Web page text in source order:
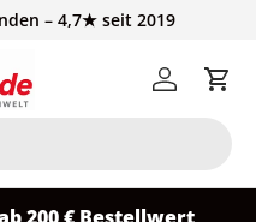
– 4,7★ seit 2019
Einloggen
200 € Bestellwert